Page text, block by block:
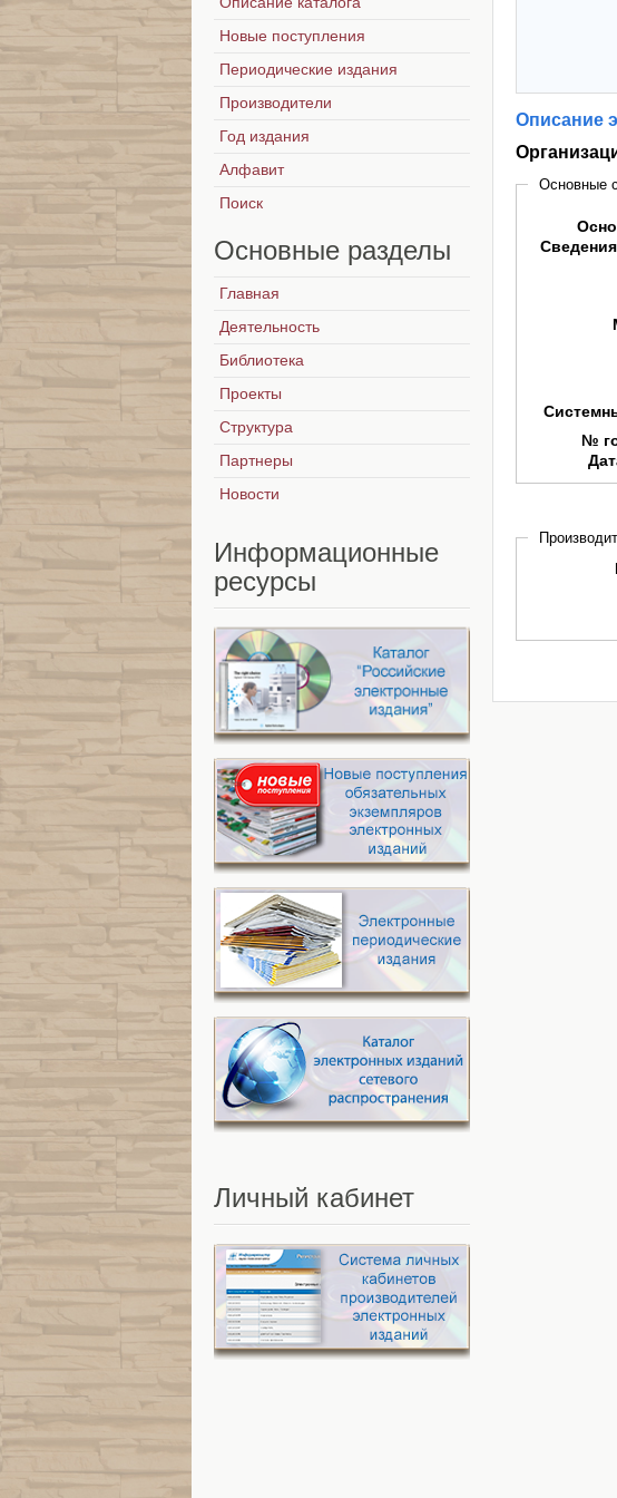
Описание
Основные
№
Новые поступления
Периодические издания
Производители
Год издания
Алфавит
Поиск
Основные разделы
Главная
Деятельность
Библиотека
Проекты
Структура
Партнеры
Новости
Информационные
ресурсы
Личный кабинет